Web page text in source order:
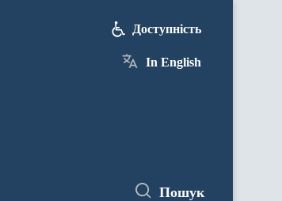
Доступність
In English
Пошук